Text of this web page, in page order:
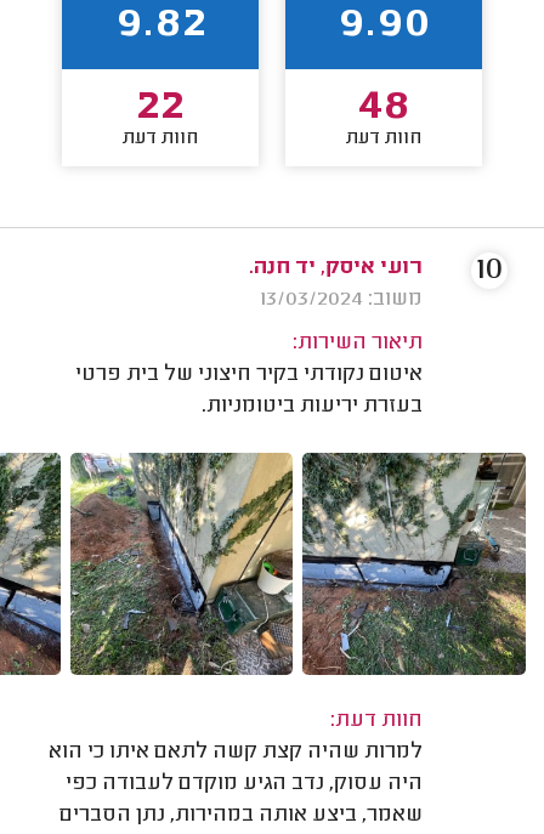
9.90
48
חוות דעת
9.82
22
חוות דעת
רועי איסק, יד חנה.
משוב: 13/03/2024
תיאור השירות:
איטום נקודתי בקיר חיצוני של בית פרטי
בעזרת יריעות ביטומניות.
חוות דעת:
למרות שהיה קצת קשה לתאם איתו כי הוא
היה עסוק, נדב הגיע מוקדם לעבודה כפי
שאמר, ביצע אותה במהירות, נתן הסברים
10